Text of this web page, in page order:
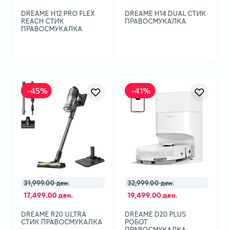
DREAME H12 PRO FLEX
REACH СТИК
ПРАВОСМУКАЛКА
DREAME H14 DUAL СТИК
ПРАВОСМУКАЛКА
-45%
31,999.00 ден.
17,499.00 ден.
DREAME R20 ULTRA
СТИК ПРАВОСМУКАЛКА
-41%
32,999.00 ден.
19,499.00 ден.
DRЕАМЕ D20 PLUS
РОБОТ